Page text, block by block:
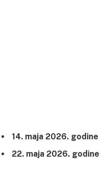
14. maja 2026. godine
22. maja 2026. godine